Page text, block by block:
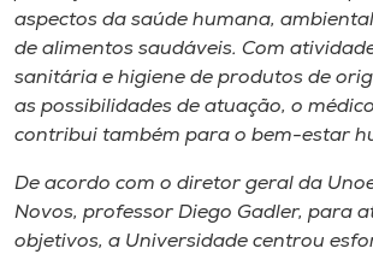
aspectos da saúde humana,
de alimentos saudáveis. Com
sanitária e higiene de produtos de
as possibilidades de atuação, o
contribui também para o bem-estar
De acordo com o diretor geral da
Novos, professor Diego Gadler, para
objetivos, a Universidade centrou